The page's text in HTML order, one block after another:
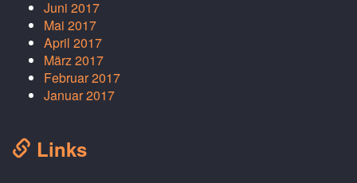
Juni 2017
Mai 2017
April 2017
März 2017
Februar 2017
Januar 2017
Links